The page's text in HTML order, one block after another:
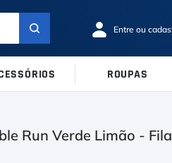
Ver Todos
38 39 40
ROUPAS
Run Verde Limão - Fila